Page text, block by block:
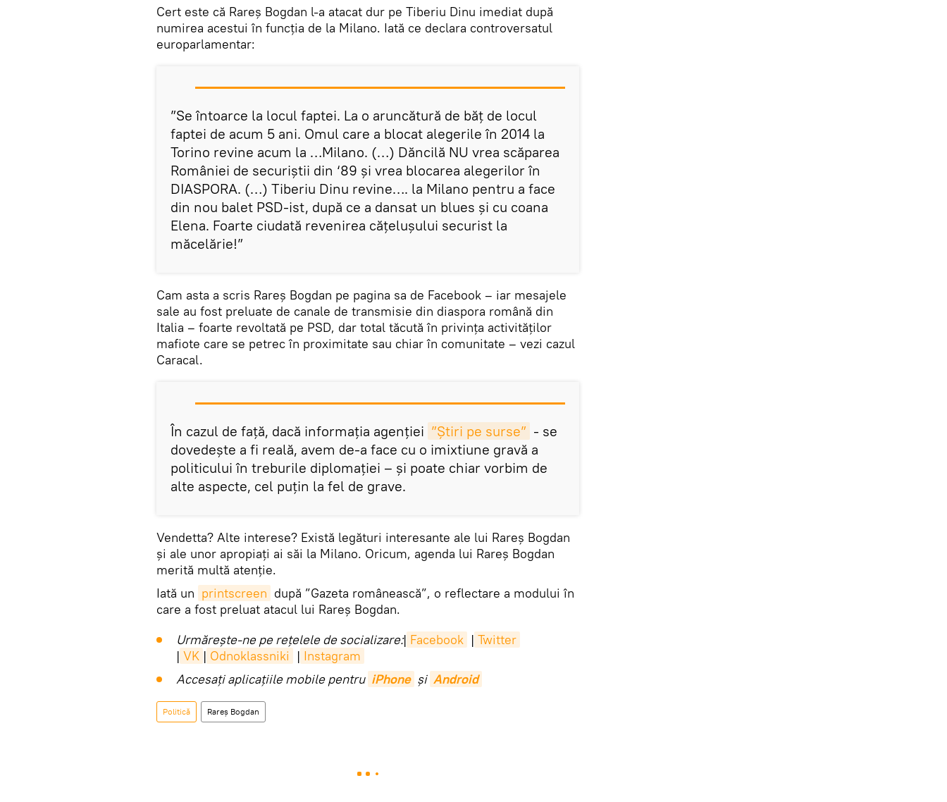
Cert este că Rareș Bogdan l-a atacat dur pe Tiberiu Dinu imediat după
numirea acestui în funcția de la Milano. Iată ce declara controversatul
europarlamentar:
”Se întoarce la locul faptei. La o aruncătură de băț de locul
faptei de acum 5 ani. Omul care a blocat alegerile în 2014 la
Torino revine acum la …Milano. (…) Dăncilă NU vrea scăparea
României de securiștii din ‘89 și vrea blocarea alegerilor în
DIASPORA. (…) Tiberiu Dinu revine…. la Milano pentru a face
din nou balet PSD-ist, după ce a dansat un blues și cu coana
Elena. Foarte ciudată revenirea cățelușului securist la
măcelărie!”
Cam asta a scris Rareș Bogdan pe pagina sa de Facebook – iar mesajele
sale au fost preluate de canale de transmisie din diaspora română din
Italia – foarte revoltată pe PSD, dar total tăcută în privința activităților
mafiote care se petrec în proximitate sau chiar în comunitate – vezi cazul
Caracal.
În cazul de față, dacă informația agenției ”Știri pe surse” - se
dovedește a fi reală, avem de-a face cu o imixtiune gravă a
politicului în treburile diplomației – și poate chiar vorbim de
alte aspecte, cel puțin la fel de grave.
Vendetta? Alte interese? Există legături interesante ale lui Rareș Bogdan
și ale unor apropiați ai săi la Milano. Oricum, agenda lui Rareș Bogdan
merită multă atenție.
Iată un printscreen după ”Gazeta românească”, o reflectare a modului în
care a fost preluat atacul lui Rareș Bogdan.
Urmărește-ne pe rețelele de socializare:| Facebook | Twitter
| VK | Odnoklassniki | Instagram
Accesaţi aplicaţiile mobile pentru iPhone și Android
Politică Rareş Bogdan